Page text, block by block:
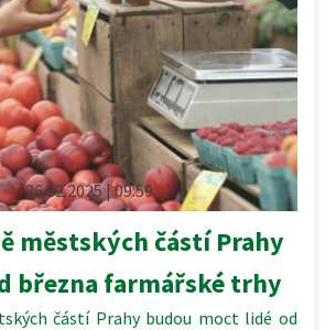
26.02.2025 | 09:59
městských částí Prahy
března farmářské trhy
částí Prahy budou moct lidé od